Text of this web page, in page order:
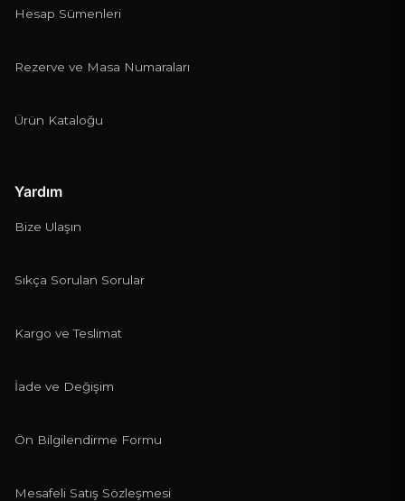
Hesap Sümenleri
Rezerve ve Masa Numaraları
Ürün Kataloğu
Yardım
Bize Ulaşın
Sıkça Sorulan Sorular
Kargo ve Teslimat
İade ve Değişim
Ön Bilgilendirme Formu
Mesafeli Satış Sözleşmesi